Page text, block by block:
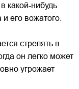
какой-нибудь
его вожатого.
стрелять в
он легко может
угрожает